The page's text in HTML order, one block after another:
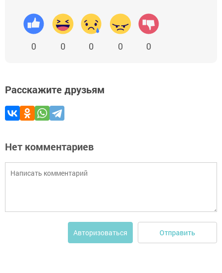
0 0 0 0 0
Расскажите друзьям
Нет комментариев
Авторизоваться Отправить